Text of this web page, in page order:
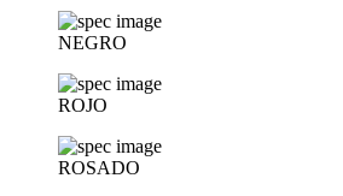
NEGRO
ROJO
ROSADO